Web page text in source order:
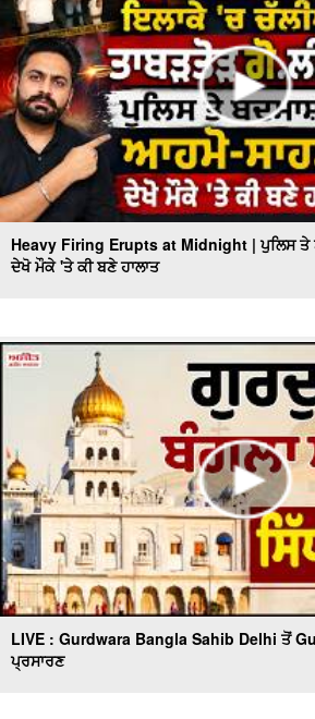
Heavy Firing Erupts at Midnight | ਪੁਲਿਸ
ਦੇਖੋ ਮੌਕੇ 'ਤੇ ਕੀ ਬਣੇ ਹਾਲਾਤ
LIVE : Gurdwara Bangla Sahib Delhi ਤੋਂ
ਪ੍ਰਸਾਰਣ